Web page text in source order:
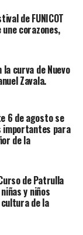
de FUNICOT
corazones,
curva de Nuevo
Zavala.
6 de agosto se
importantes para
de la
de Patrulla
y niños
de la